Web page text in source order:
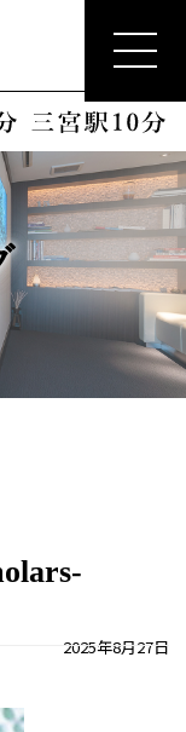
2025年8月27日